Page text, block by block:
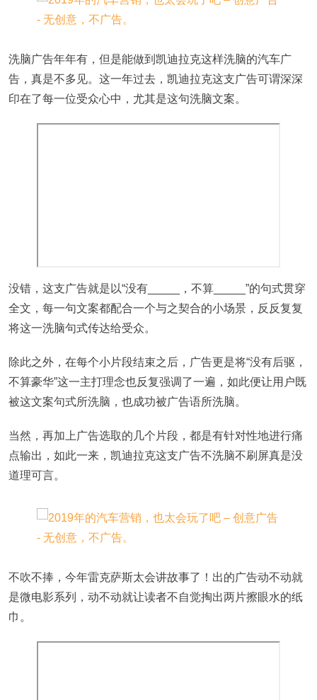
洗脑广告年年有，但是能做到凯迪拉克这样洗脑的汽车广
告，真是不多见。这一年过去，凯迪拉克这支广告可谓深深
印在了每一位受众心中，尤其是这句洗脑文案。
没错，这支广告就是以“没有_____，不算_____”的句式贯穿
全文，每一句文案都配合一个与之契合的小场景，反反复复
将这一洗脑句式传达给受众。
除此之外，在每个小片段结束之后，广告更是将“没有后驱，
不算豪华”这一主打理念也反复强调了一遍，如此便让用户既
被这文案句式所洗脑，也成功被广告语所洗脑。
当然，再加上广告选取的几个片段，都是有针对性地进行痛
点输出，如此一来，凯迪拉克这支广告不洗脑不刷屏真是没
道理可言。
不吹不捧，今年雷克萨斯太会讲故事了！出的广告动不动就
是微电影系列，动不动就让读者不自觉掏出两片擦眼水的纸
巾。